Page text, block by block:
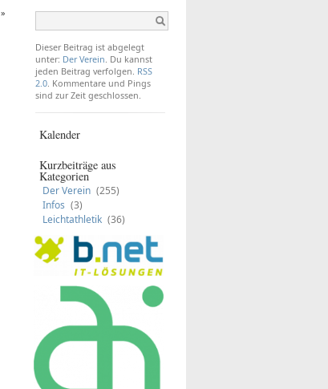
»
Dieser Beitrag ist abgelegt
unter: Der Verein. Du kannst
jeden Beitrag verfolgen. RSS
2.0. Kommentare und Pings
sind zur Zeit geschlossen.
Kalender
Kurzbeiträge aus
Kategorien
Der Verein (255)
Infos (3)
Leichtathletik (36)